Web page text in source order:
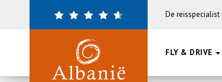
De
FLY & DRIVE